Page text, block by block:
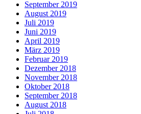
September 2019
August 2019
Juli 2019
Juni 2019
April 2019
März 2019
Februar 2019
Dezember 2018
November 2018
Oktober 2018
September 2018
August 2018